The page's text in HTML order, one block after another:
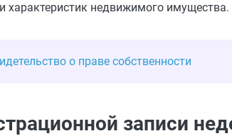
характеристик недвижимого имущества.
о праве собственности
записи